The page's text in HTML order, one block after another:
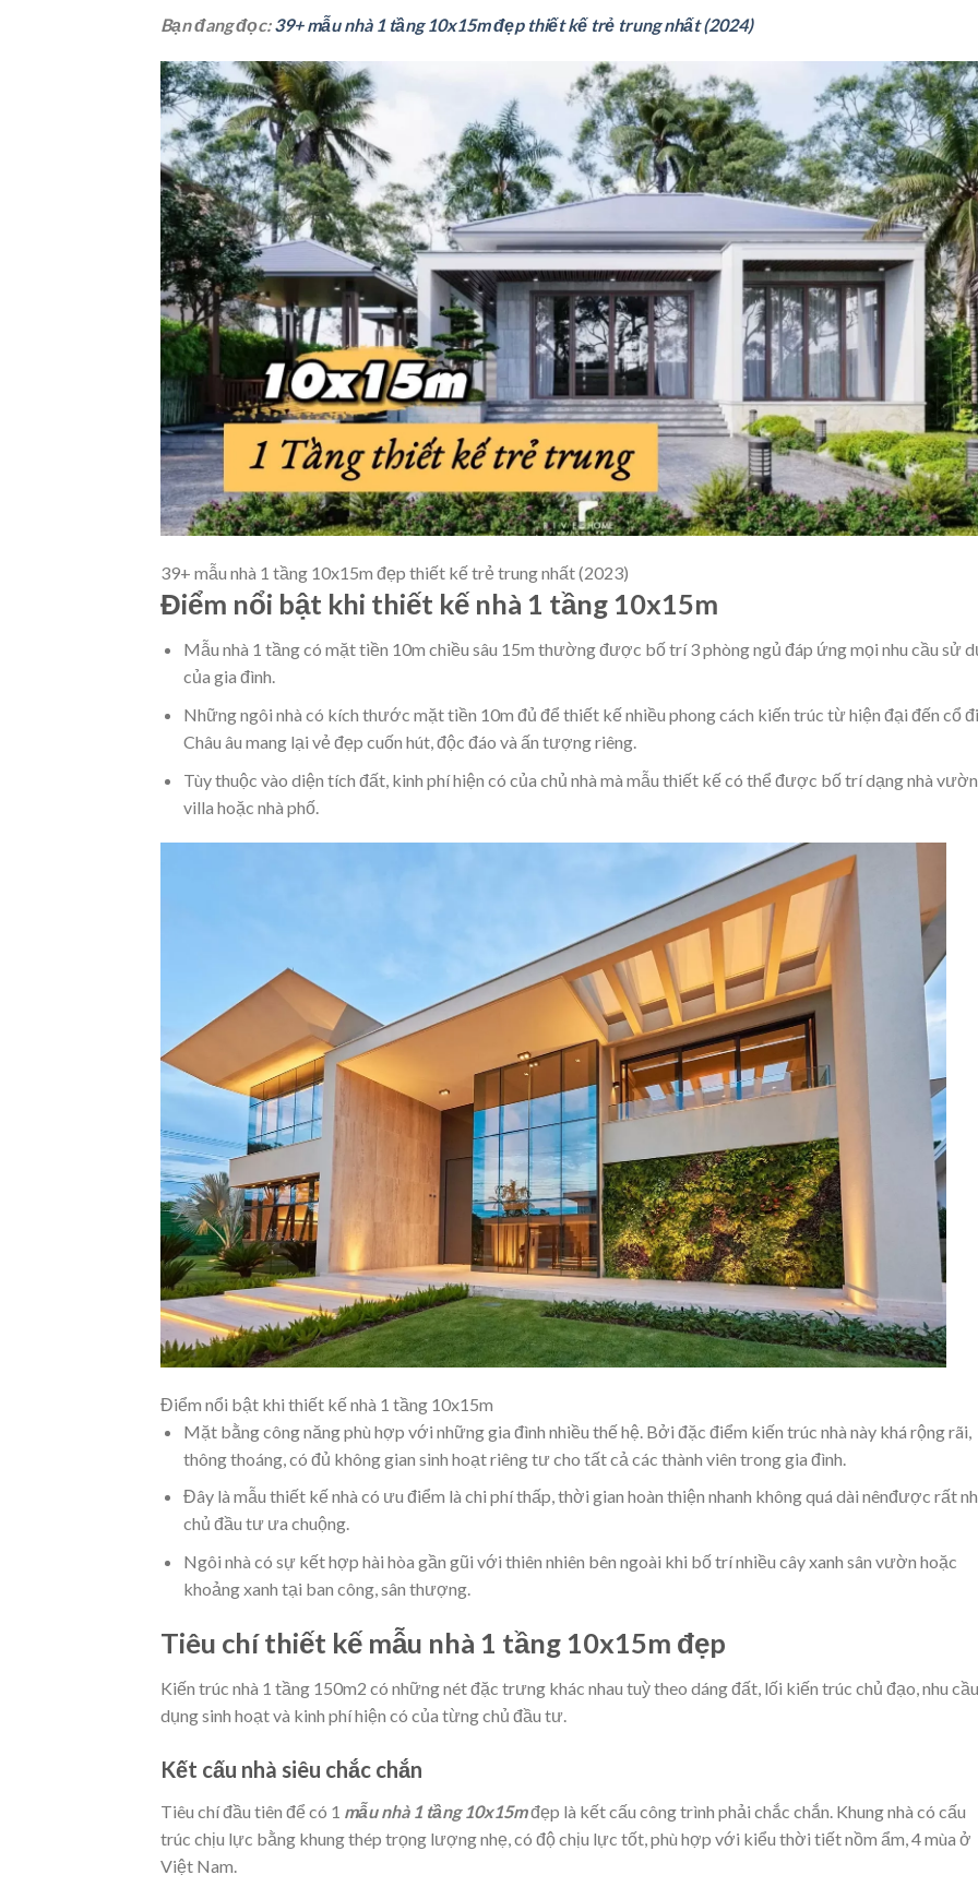
Bạn đang đọc:39+ mẫu nhà 1 tầng 10x15m đẹp thiết kế trẻ trung nhất (2024)
39+ mẫu nhà 1 tầng 10x15m đẹp thiết kế trẻ trung nhất (2023)
Điểm nổi bật khi thiết kế nhà 1 tầng 10x15m
Mẫu nhà 1 tầng có mặt tiền 10m chiều sâu 15m thường được bố trí 3 phòng ngủ đáp ứng mọi nhu cầu sử
của gia đình.
Những ngôi nhà có kích thước mặt tiền 10m đủ để thiết kế nhiều phong cách kiến trúc từ hiện đại đến cổ
Châu âu mang lại vẻ đẹp cuốn hút, độc đáo và ấn tượng riêng.
Tùy thuộc vào diện tích đất, kinh phí hiện có của chủ nhà mà mẫu thiết kế có thể được bố trí dạng nhà vườn,
villa hoặc nhà phố.
Điểm nổi bật khi thiết kế nhà 1 tầng 10x15m
Mặt bằng công năng phù hợp với những gia đình nhiều thế hệ. Bởi đặc điểm kiến trúc nhà này khá rộng rãi,
thông thoáng, có đủ không gian sinh hoạt riêng tư cho tất cả các thành viên trong gia đình.
Đây là mẫu thiết kế nhà có ưu điểm là chi phí thấp, thời gian hoàn thiện nhanh không quá dài nênđược rất
chủ đầu tư ưa chuộng.
Ngôi nhà có sự kết hợp hài hòa gần gũi với thiên nhiên bên ngoài khi bố trí nhiều cây xanh sân vườn hoặc
khoảng xanh tại ban công, sân thượng.
Tiêu chí thiết kế mẫu nhà 1 tầng 10x15m đẹp
Kiến trúc nhà 1 tầng 150m2 có những nét đặc trưng khác nhau tuỳ theo dáng đất, lối kiến trúc chủ đạo, nhu
dụng sinh hoạt và kinh phí hiện có của từng chủ đầu tư.
Kết cấu nhà siêu chắc chắn
Tiêu chí đầu tiên để có 1 mẫu nhà 1 tầng 10x15mđẹp là kết cấu công trình phải chắc chắn. Khung nhà có cấu
trúc chịu lực bằng khung thép trọng lượng nhẹ, có độ chịu lực tốt, phù hợp với kiểu thời tiết nồm ẩm, 4 mùa ở
Việt Nam.